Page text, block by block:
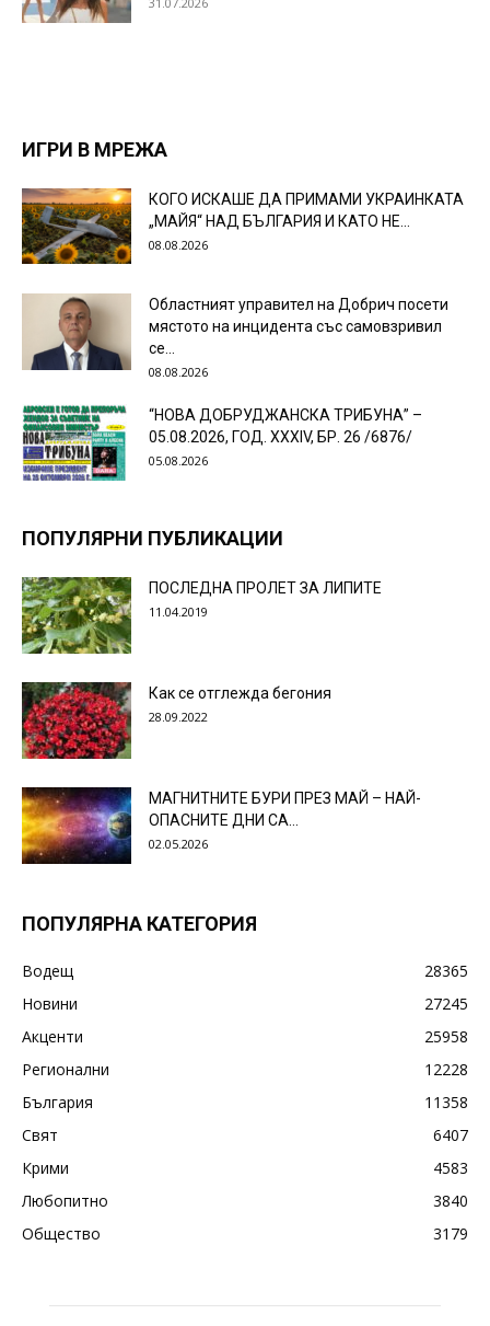
ИГРИ В МРЕЖА
КОГО ИСКАШЕ ДА ПРИМАМИ УКРАИНКАТА
„МАЙЯ“ НАД БЪЛГАРИЯ И КАТО НЕ...
08.08.2026
Областният управител на Добрич посети
мястото на инцидента със самовзривил
се...
08.08.2026
“НОВА ДОБРУДЖАНСКА ТРИБУНА” –
05.08.2026, ГОД. XXХIV, БР. 26 /6876/
05.08.2026
ПОПУЛЯРНИ ПУБЛИКАЦИИ
ПОСЛЕДНА ПРОЛЕТ ЗА ЛИПИТЕ
11.04.2019
Как се отглежда бегония
28.09.2022
МАГНИТНИТЕ БУРИ ПРЕЗ МАЙ – НАЙ-
ОПАСНИТЕ ДНИ СА…
02.05.2026
ПОПУЛЯРНА КАТЕГОРИЯ
Водещ
28365
Новини
27245
Акценти
25958
Регионални
12228
България
11358
Свят
6407
Крими
4583
Любопитно
3840
Общество
3179